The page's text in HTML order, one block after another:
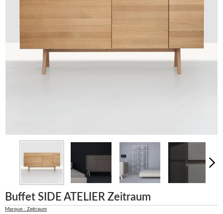
Buffet SIDE ATELIER Zeitraum
Marque : Zeitraum